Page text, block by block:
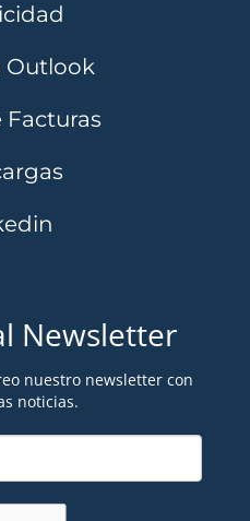
Outlook
Facturas
Newsletter
nuestro newsletter con
noticias.